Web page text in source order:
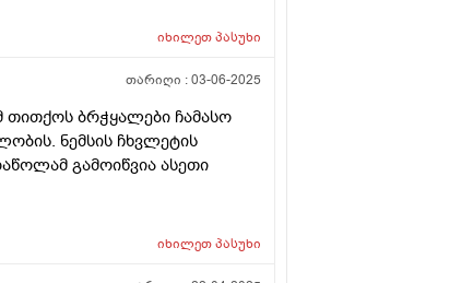
იხილეთპასუხი
თარიღი :03-06-2025
თითქოს ბრჭყალები ჩამასო
ნემსის ჩხვლეტის
გამოიწვია ასეთი
იხილეთპასუხი